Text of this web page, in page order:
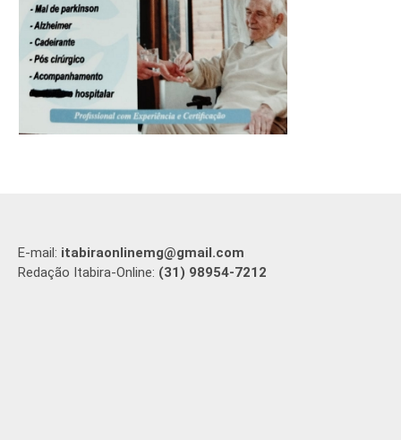
E-mail: itabiraonlinemg@gmail.com
Redação Itabira-Online: (31) 98954-7212